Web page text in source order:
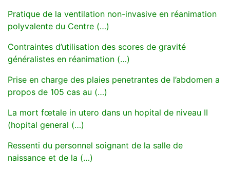
Pratique de la ventilation non-invasive en réanimation
polyvalente du Centre (…)
Contraintes d’utilisation des scores de gravité
généralistes en réanimation (…)
Prise en charge des plaies penetrantes de l’abdomen a
propos de 105 cas au (…)
La mort fœtale in utero dans un hopital de niveau II
(hopital general (…)
Ressenti du personnel soignant de la salle de
naissance et de la (…)